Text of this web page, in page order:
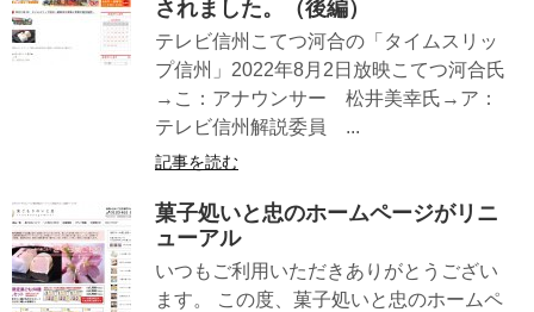
されました。（後編）
テレビ信州こてつ河合の「タイムスリッ
プ信州」2022年8月2日放映こてつ河合氏
→こ：アナウンサー 松井美幸氏→ア：
テレビ信州解説委員 ...
記事を読む
菓子処いと忠のホームページがリニ
ューアル
いつもご利用いただきありがとうござい
ます。 この度、菓子処いと忠のホームペ